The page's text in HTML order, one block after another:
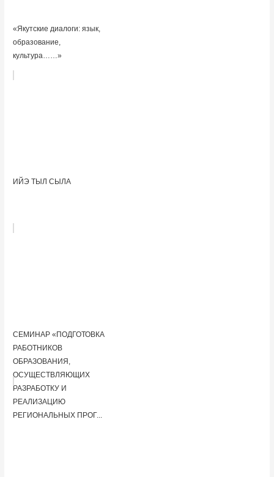
«Якутские диалоги: язык,
образование,
культура……»
ИЙЭ ТЫЛ СЫЛА
СЕМИНАР «ПОДГОТОВКА
РАБОТНИКОВ
ОБРАЗОВАНИЯ,
ОСУЩЕСТВЛЯЮЩИХ
РАЗРАБОТКУ И
РЕАЛИЗАЦИЮ
РЕГИОНАЛЬНЫХ ПРОГ...